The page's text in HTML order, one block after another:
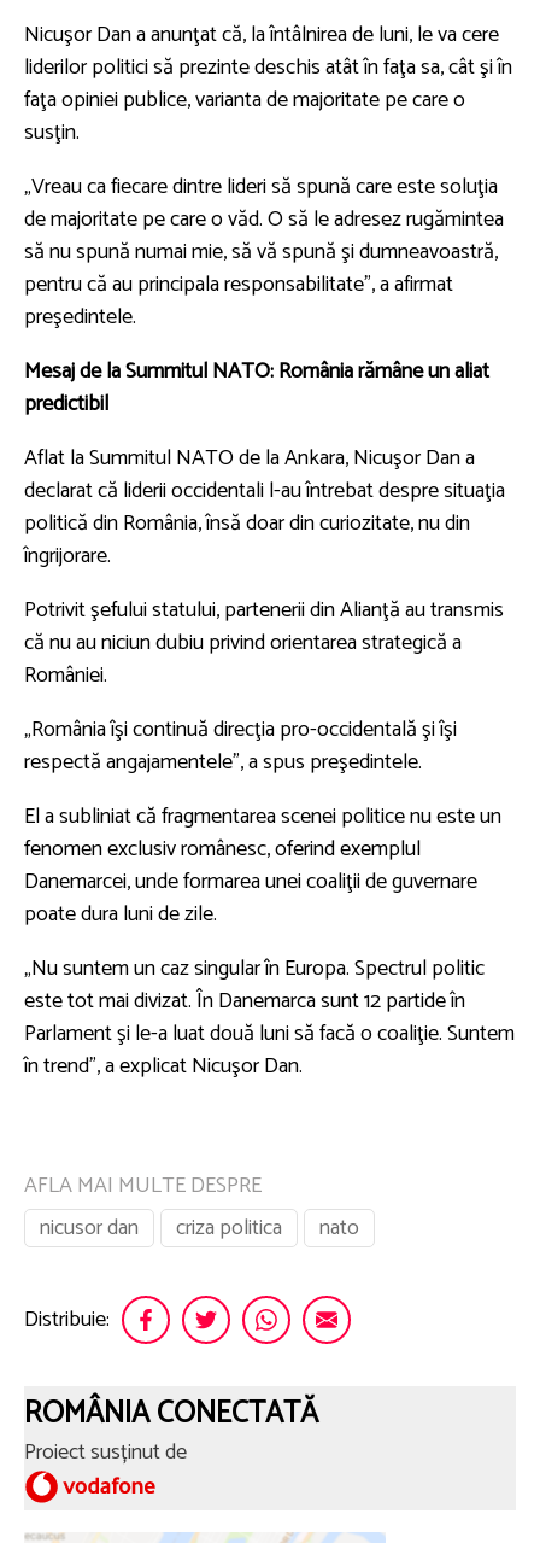
Nicuşor Dan a anunţat că, la întâlnirea de luni, le va cere
liderilor politici să prezinte deschis atât în faţa sa, cât şi în
faţa opiniei publice, varianta de majoritate pe care o
susţin.
„Vreau ca fiecare dintre lideri să spună care este soluţia
de majoritate pe care o văd. O să le adresez rugămintea
să nu spună numai mie, să vă spună şi dumneavoastră,
pentru că au principala responsabilitate”, a afirmat
preşedintele.
Mesaj de la Summitul NATO: România rămâne un aliat
predictibil
Aflat la Summitul NATO de la Ankara, Nicuşor Dan a
declarat că liderii occidentali l-au întrebat despre situaţia
politică din România, însă doar din curiozitate, nu din
îngrijorare.
Potrivit şefului statului, partenerii din Alianţă au transmis
că nu au niciun dubiu privind orientarea strategică a
României.
„România îşi continuă direcţia pro-occidentală şi îşi
respectă angajamentele”, a spus preşedintele.
El a subliniat că fragmentarea scenei politice nu este un
fenomen exclusiv românesc, oferind exemplul
Danemarcei, unde formarea unei coaliţii de guvernare
poate dura luni de zile.
„Nu suntem un caz singular în Europa. Spectrul politic
este tot mai divizat. În Danemarca sunt 12 partide în
Parlament şi le-a luat două luni să facă o coaliţie. Suntem
în trend”, a explicat Nicuşor Dan.
AFLA MAI MULTE DESPRE
nicusor dan
criza politica nato
Distribuie:
ROMÂNIA CONECTATĂ
Proiect susținut de